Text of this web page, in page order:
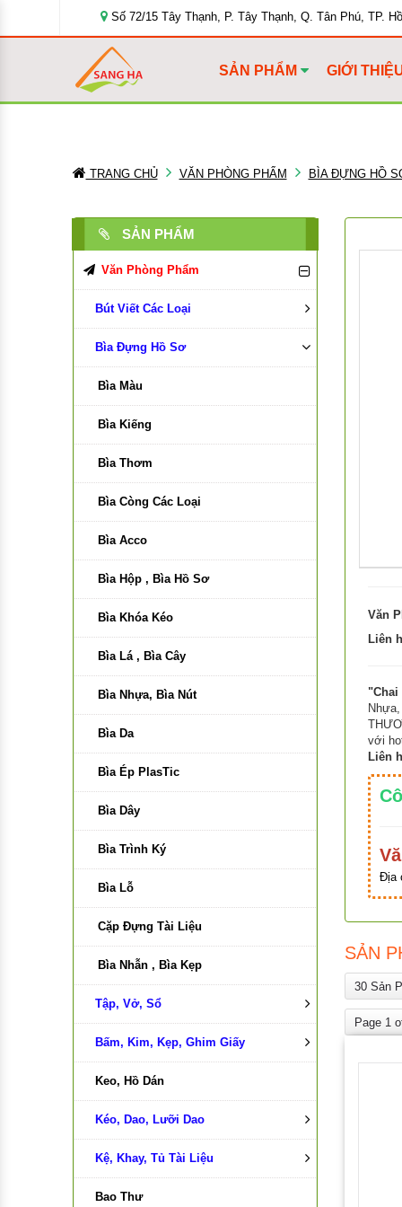
Số 72/15 Tây Thạnh, P. Tây Thạnh, Q. Tân Phú, TP.
SẢN PHẨM GIỚI
TRANG CHỦ VĂN PHÒNG PHẨM BÌA ĐỰNG HỒ
SẢN PHẨM
Văn Phòng Phẩm
Bút Viết Các Loại
Bút Bi
Bút Chì, Ruột Chì
Bút Dạ Quang, Dạ Kính
Bút Lông Bảng, Lông Dầu, Kim
Bút Xóa, Ruột Xóa, Gôm, Băng
xóa Plus
Bút Màu Nhựa
Bút Máy
Ngòi Bút Máy, Ruột Bút Bi
Bút kỹ thuật
Bìa Đựng Hồ Sơ
Bìa Màu
Bìa Kiếng
Bìa Thơm
Bìa Còng Các Loại
Bìa Acco
Bìa Hộp , Bìa Hồ Sơ
Bìa Khóa Kéo
Bìa Lá , Bìa Cây
Bìa Nhựa, Bìa Nút
Bìa Da
Bìa Ép PlasTic
Bìa Dây
Bìa Trình Ký
Bìa Lỗ
Cặp Đựng Tài Liệu
Bìa Nhẫn , Bìa Kẹp
Tập, Vở, Sổ
Tập , vở
Sổ Da
Sổ Name Card
Sổ Caro
Sổ Sách Kế Toán
Bấm, Kim, Kẹp, Ghim Giấy
Bấm Kim
Bấm Lỗ
Kim Bấm
Kẹp Bướm
Keo, Hồ Dán
Kéo, Dao, Lưỡi Dao
Kéo
Dao , Lưỡi Dao
Kệ, Khay, Tủ Tài Liệu
Kệ Viết
Bao Thư
Văn
Liên
"Chai
với
Liên
Địa
SẢN
30 Sản
Page 1